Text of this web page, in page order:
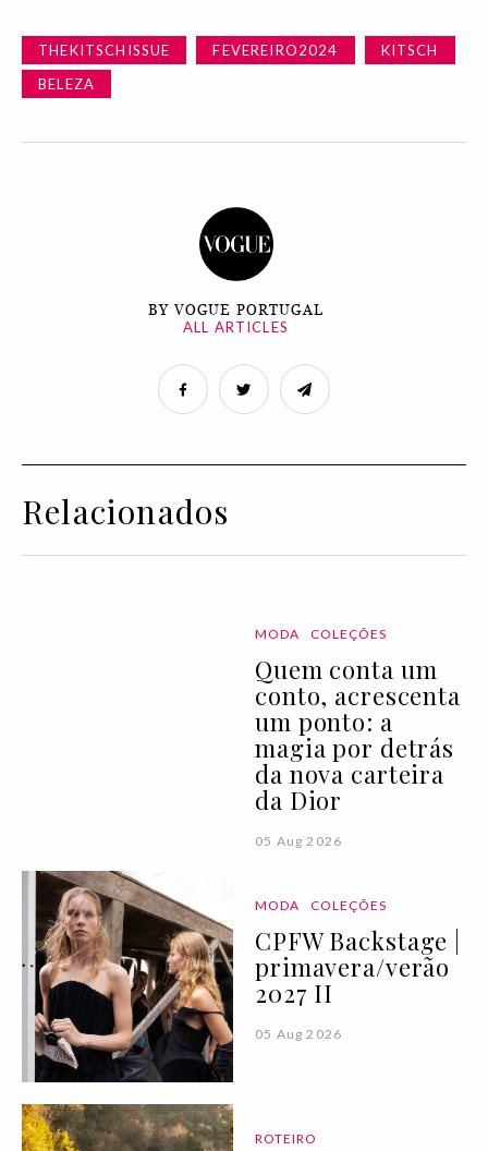
THEKITSCHISSUE FEVEREIRO2024
KITSCH
BELEZA
BY VOGUE PORTUGAL
ALL ARTICLES
Relacionados
MODA COLEÇÕES
Quem conta um
conto, acrescenta
um ponto: a
magia por detrás
da nova carteira
da Dior
05 Aug 2026
MODA COLEÇÕES
CPFW Backstage |
primavera/verão
2027 II
05 Aug 2026
ROTEIRO